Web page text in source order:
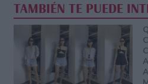
TAMBIÉN TE PUEDE